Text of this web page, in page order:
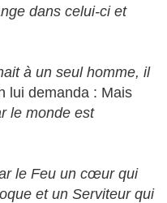
dans celui-ci et
à un seul homme, il
lui demanda : Mais
le monde est
le Feu un cœur qui
et un Serviteur qui